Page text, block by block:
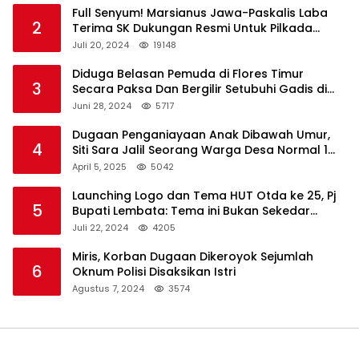
2
Full Senyum! Marsianus Jawa-Paskalis Laba
Terima SK Dukungan Resmi Untuk Pilkada
Lembata
Juli 20, 2024 19148
3
Diduga Belasan Pemuda di Flores Timur
Secara Paksa Dan Bergilir Setubuhi Gadis di
Bawah Umur
Juni 28, 2024 5717
4
Dugaan Penganiayaan Anak Dibawah Umur,
Siti Sara Jalil Seorang Warga Desa Normal 1
Melapor ke Polisi
April 5, 2025 5042
5
Launching Logo dan Tema HUT Otda ke 25, Pj
Bupati Lembata: Tema ini Bukan Sekedar
Refleksi Semalam
Juli 22, 2024 4205
6
Miris, Korban Dugaan Dikeroyok Sejumlah
Oknum Polisi Disaksikan Istri
Agustus 7, 2024 3574